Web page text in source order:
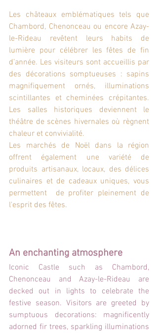
Les châteaux emblématiques tels que
Chambord, Chenonceau ou encore Azay-
le-Rideau revêtent leurs habits de
lumière pour célébrer les fêtes de fin
d’année. Les visiteurs sont accueillis par
des décorations somptueuses : sapins
magnifiquement ornés, illuminations
scintillantes et cheminées crépitantes.
Les salles historiques deviennent le
théâtre de scènes hivernales où règnent
chaleur et convivialité.
Les marchés de Noël dans la région
offrent également une variété de
produits artisanaux, locaux, des délices
culinaires et de cadeaux uniques, vous
permettent  de profiter pleinement de
l'esprit des fêtes.
An enchanting atmosphere
Iconic Castle such as Chambord,
Chenonceau and Azay-le-Rideau are
decked out in lights to celebrate the
festive season. Visitors are greeted by
sumptuous decorations: magnificently
adorned fir trees, sparkling illuminations